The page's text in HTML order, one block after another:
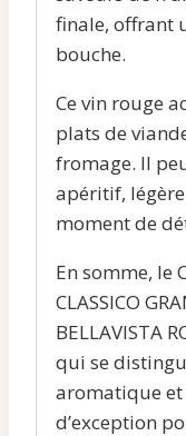
finale, offrant
bouche.
Ce vin rouge
plats de
fromage. Il
apéritif,
moment de
En somme, le
CLASSICO
BELLAVISTA
qui se
aromatique et
d’exception